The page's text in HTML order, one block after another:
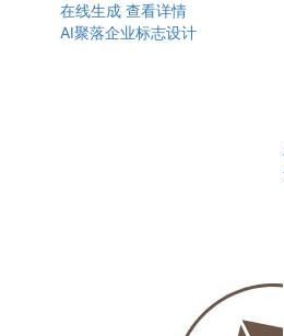
在线生成 查看详情
AI聚落企业标志设计